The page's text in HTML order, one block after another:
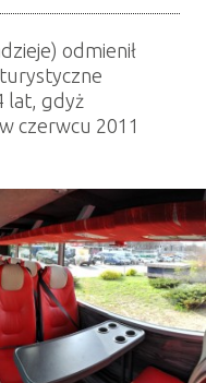
odmienił
lat, gdyż
czerwcu 2011